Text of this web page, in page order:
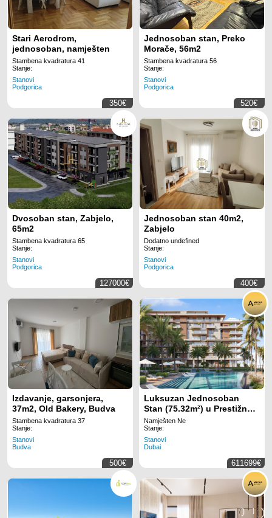
Stari Aerodrom,
jednosoban, namješten
Stambena kvadratura 41
Stanje:
Stanovi
Podgorica
350€
Jednosoban stan, Preko
Morače, 56m2
Stambena kvadratura 56
Stanje:
Stanovi
Podgorica
520€
Dvosoban stan, Zabjelo,
65m2
Stambena kvadratura 65
Stanje:
Stanovi
Podgorica
127000€
Jednosoban stan 40m2,
Zabjelo
Dodatno undefined
Stanje:
Stanovi
Podgorica
400€
Izdavanje, garsonjera,
37m2, Old Bakery, Budva
Stambena kvadratura 37
Stanje:
Stanovi
Budva
500€
Luksuzan Jednosoban
Stan (75.32m²) u Prestižnom
Kompleksu ELLINGTON
COVE, Dubai
Namješten Ne
Stanje:
Stanovi
Dubai
611699€